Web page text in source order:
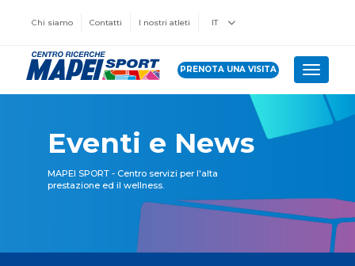
Chi siamo Contatti I nostri atleti IT
PRENOTA UNA VISITA Toggle
Eventi e News
MAPEI SPORT - Centro servizi per l'alta
prestazione ed il wellness.